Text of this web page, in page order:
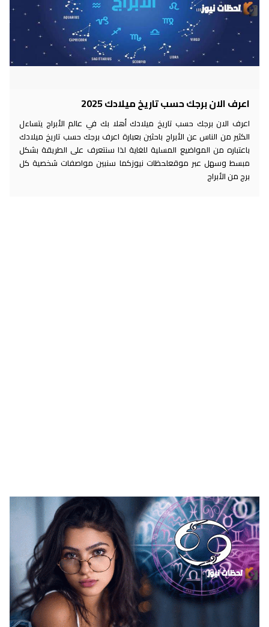
اعرف الان برجك حسب تاريخ ميلادك 2025
اعرف الان برجك حسب تاريخ ميلادك أهلا بك في عالم الأبراج يتساءل
الكثير من الناس عن الأبراج باحثين بعبارة اعرف برجك حسب تاريخ ميلادك
باعتباره من المواضيع المسلية للغاية لذا سنتعرف على الطريقة بشكل
مبسط وسهل عبر موقعلحظات نيوزكما سنبين مواصفات شخصية كل
برج من الأبراج